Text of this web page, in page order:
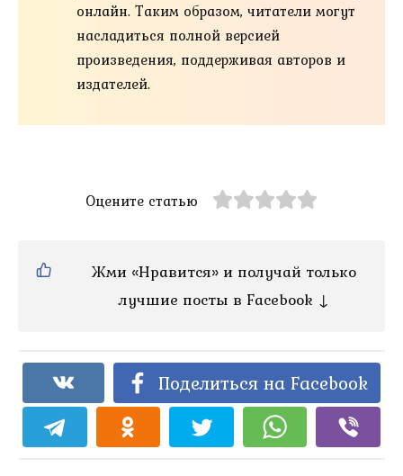
онлайн. Таким образом, читатели могут
насладиться полной версией
произведения, поддерживая авторов и
издателей.
Оцените статью
Жми «Нравится» и получай только
лучшие посты в Facebook ↓
Поделиться на Facebook